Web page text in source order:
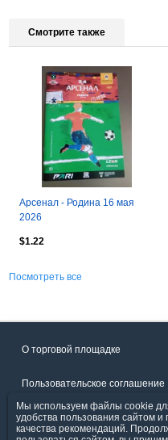
Смотрите также
Арсенал - Родина 16 мая
2026
$1.22
Посмотреть все
О торговой площадке
Пользовательское соглашение
Политика конфиденциальности
Мы используем файлы cookie
удобства пользования сайтом
качества рекомендаций.